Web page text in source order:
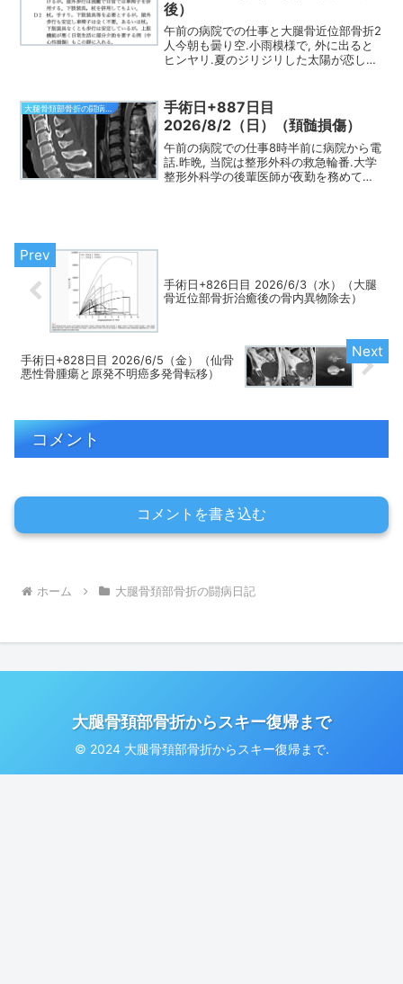
後）
午前の病院での仕事と大腿骨近位部骨折2
人今朝も曇り空.小雨模様で, 外に出ると
ヒンヤリ.夏のジリジリした太陽が恋しく
昨日と同じくらいでした.夜間時々酸素飽
和度が低...
手術日+887日目
2026/8/2（日）（頚髄損傷）
午前の病院での仕事8時半前に病院から電
話.昨晩, 当院は整形外科の救急輪番.大学
整形外科学の後輩医師が夜勤を務めてく
手術日+826日目 2026/6/3（水）（大腿
骨近位部骨折治癒後の骨内異物除去）
手術日+828日目 2026/6/5（金）（仙骨
悪性骨腫瘍と原発不明癌多発骨転移）
コメント
コメントを書き込む
ホーム 大腿骨頚部骨折の闘病日記
大腿骨頚部骨折からスキー復帰まで
© 2024 大腿骨頚部骨折からスキー復帰まで.